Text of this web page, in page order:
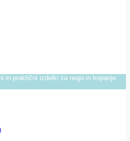
in praktični izdelki za nego in kopanje